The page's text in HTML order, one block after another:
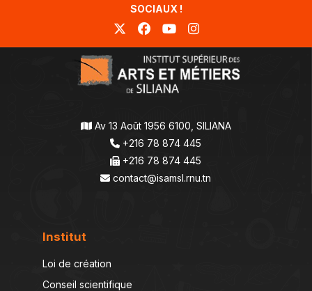
SOCIAUX !
Av 13 Août 1956 6100, SILIANA
+216 78 874 445
+216 78 874 445
contact@isamsl.rnu.tn
Institut
Loi de création
Conseil scientifique